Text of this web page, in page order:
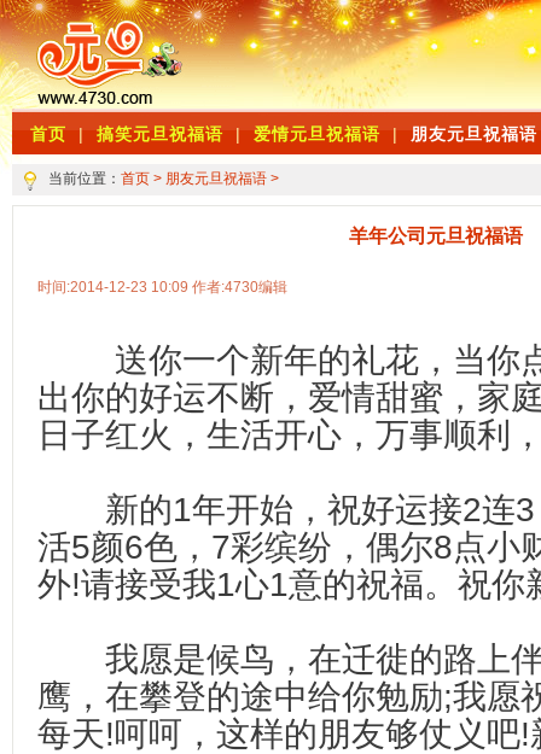
首页 | 搞笑元旦祝福语 | 爱情元旦祝福语 | 朋友元旦祝福语
当前位置： 首页 > 朋友元旦祝福语 >
羊年公司元旦祝福语
时间:2014-12-23 10:09 作者:4730编辑
送你一个新年的礼花，当你
出你的好运不断，爱情甜蜜，家
日子红火，生活开心，万事顺利
新的1年开始，祝好运接2连3
活5颜6色，7彩缤纷，偶尔8点小
外!请接受我1心1意的祝福。祝你
我愿是候鸟，在迁徙的路上伴
鹰，在攀登的途中给你勉励;我愿
每天!呵呵，这样的朋友够仗义吧!